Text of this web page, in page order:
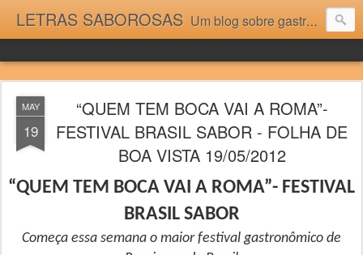
LETRAS SABOROSAS Um blog sobre gastronomia para as pessoas que gostam da boa cozinha. Dicas, receitas, notícias gastronômicas e viagens do Caburaí ao Chuí. Vou adorar tê-los na minha cozinha acima do Equador.
MAY
19
“QUEM TEM BOCA VAI A ROMA”-
FESTIVAL BRASIL SABOR - FOLHA DE
BOA VISTA 19/05/2012
“QUEM TEM BOCA VAI A ROMA”- FESTIVAL
BRASIL SABOR
Começa essa semana o maior festival gastronômico de